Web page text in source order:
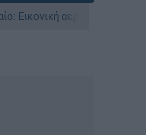
αερομαχία ανάμεσα σε